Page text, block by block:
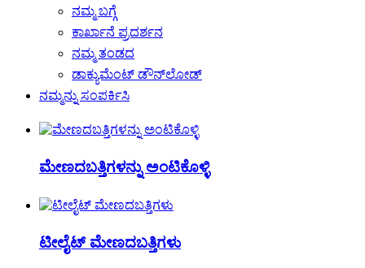
ನಮ್ಮ ಬಗ್ಗೆ
ಕಾರ್ಖಾನೆ ಪ್ರದರ್ಶನ
ನಮ್ಮ ತಂಡದ
ಡಾಕ್ಯುಮೆಂಟ್ ಡೌನ್‌ಲೋಡ್
ನಮ್ಮನ್ನು ಸಂಪರ್ಕಿಸಿ
ಮೇಣದಬತ್ತಿಗಳನ್ನು ಅಂಟಿಕೊಳ್ಳಿ
ಟೀಲೈಟ್ ಮೇಣದಬತ್ತಿಗಳು